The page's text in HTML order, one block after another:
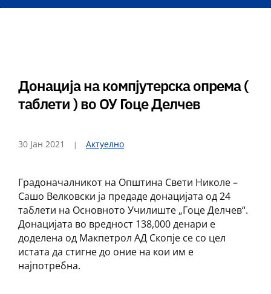
Донација на компјутерска опрема (
таблети ) во ОУ Гоце Делчев
30 Јан 2021 Актуелно
Градоначалникот на Општина Свети Николе –
Сашо Велковски ја предаде донацијата од 24
таблети на Основното Училиште „Гоце Делчев“.
Донацијата во вредност 138,000 денари е
доделена од Макпетрол АД Скопје се со цел
истата да стигне до оние на кои им е
најпотребна.